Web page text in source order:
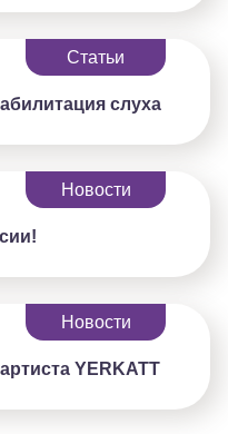
Статьи
слуха
Новости
Новости
YERKATT